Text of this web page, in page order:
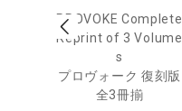
PROVOKE Complete
Reprint of 3 Volume
s
プロヴォーク 復刻版
全3冊揃